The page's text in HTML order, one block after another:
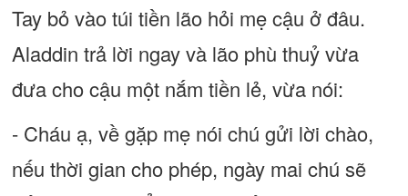
Tay bỏ vào túi tiền lão hỏi mẹ cậu ở đâu.
Aladdin trả lời ngay và lão phù thuỷ vừa
đưa cho cậu một nắm tiền lẻ, vừa nói:
- Cháu ạ, về gặp mẹ nói chú gửi lời chào,
nếu thời gian cho phép, ngày mai chú sẽ